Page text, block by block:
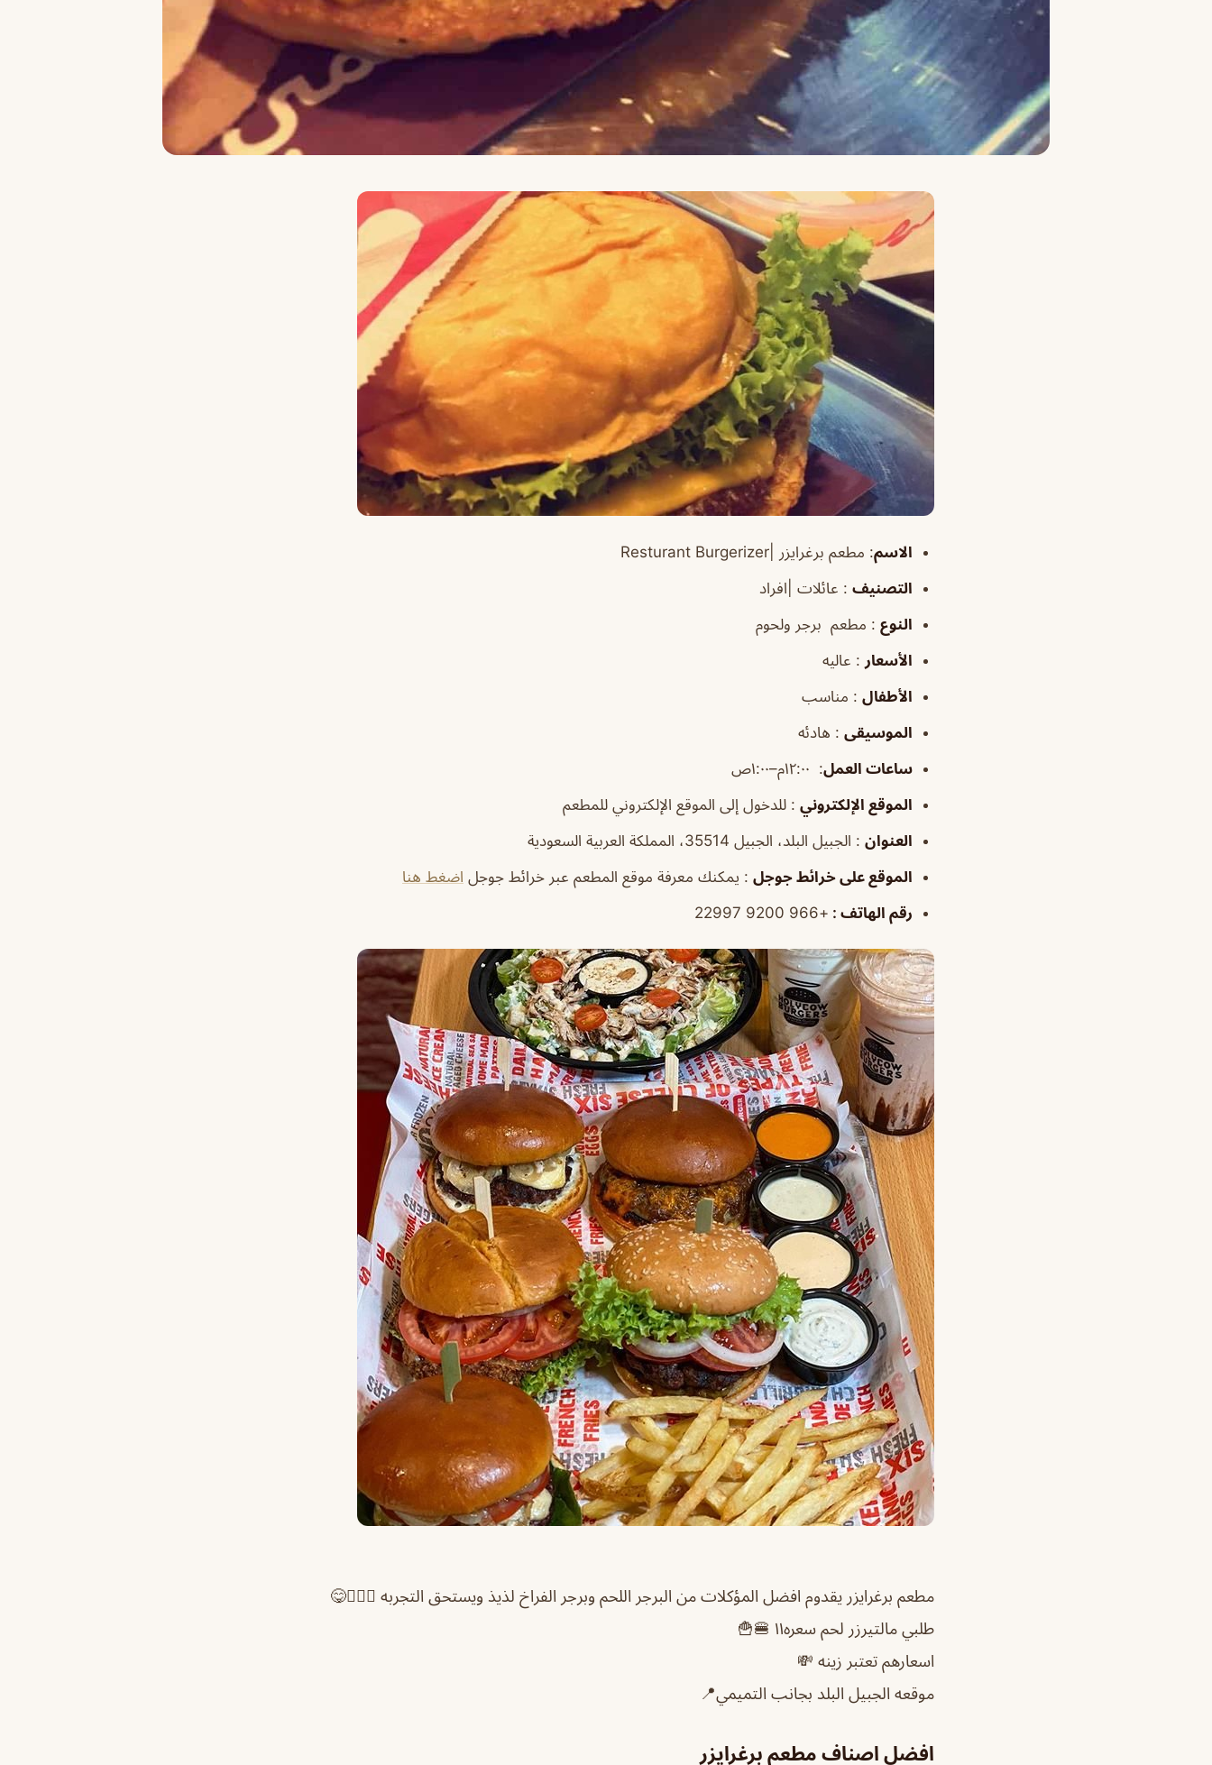
الاسم: مطعم برغرايزر | Resturant Burgerizer
التصنيف : عائلات |افراد
النوع : مطعم برجر ولحوم
الأسعار : عاليه
الأطفال : مناسب
الموسيقى : هادئه
ساعات العمل:
الموقع الإلكتروني : للدخول إلى الموقع الإلكتروني للمطعم
العنوان : الجبيل البلد، الجبيل 35514، المملكة العربية السعودية
الموقع على خرائط جوجل : يمكنك معرفة موقع المطعم عبر خرائط جوجل اضغط هنا
رقم الهاتف :
+
966 9200
22997
مطعم برغرايزر يقدوم افضل المؤكلات من البرجر اللحم وبرجر الفراخ لذيذ ويستحق التجربه 💆🏻‍♂️😋
طلبي مالتيرزر لحم سعره١١ 🍔🍟
اسعارهم تعتبر زينه 💸
موقعه الجبيل البلد بجانب التميمي📍
افضل اصناف مطعم برغرايزر